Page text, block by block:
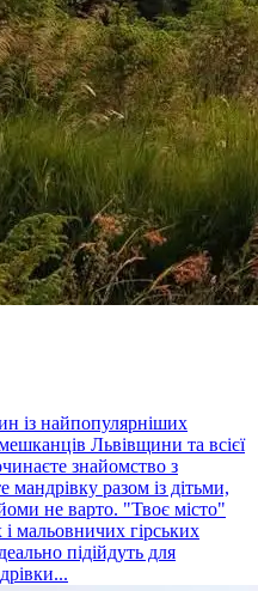
із найпопулярніших
Львівщини та всієї
знайомство з
разом із дітьми,
не варто. "Твоє місто"
мальовничих гірських
підійдуть для